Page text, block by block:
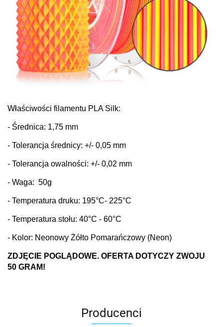
Właściwości filamentu PLA Silk:
- Średnica: 1,75 mm
- Tolerancja średnicy: +/- 0,05 mm
- Tolerancja owalności: +/- 0,02 mm
- Waga: 50g
- Temperatura druku: 195°C- 225°C
- Temperatura stołu: 40°C - 60°C
- Kolor: Neonowy Żółto Pomarańczowy (Neon)
ZDJĘCIE POGLĄDOWE. OFERTA DOTYCZY ZWOJU
50 GRAM!
Producenci